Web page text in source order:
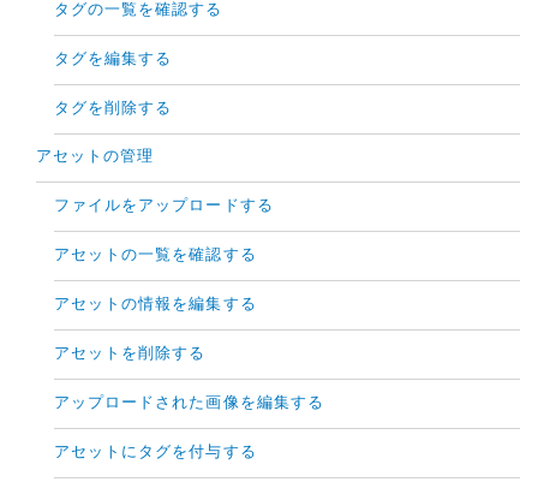
タグの一覧を確認する
タグを編集する
タグを削除する
アセットの管理
ファイルをアップロードする
アセットの一覧を確認する
アセットの情報を編集する
アセットを削除する
アップロードされた画像を編集する
アセットにタグを付与する